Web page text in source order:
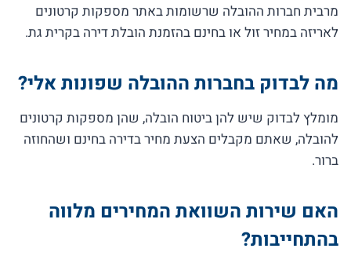
מרבית חברות ההובלה שרשומות באתר מספקות קרטונים
לאריזה במחיר זול או בחינם בהזמנת הובלת דירה בקרית גת.
מה לבדוק בחברות ההובלה שפונות אלי?
מומלץ לבדוק שיש להן ביטוח הובלה, שהן מספקות קרטונים
להובלה, שאתם מקבלים הצעת מחיר בדירה בחינם ושהחוזה
ברור.
האם שירות השוואת המחירים מלווה
בהתחייבות?